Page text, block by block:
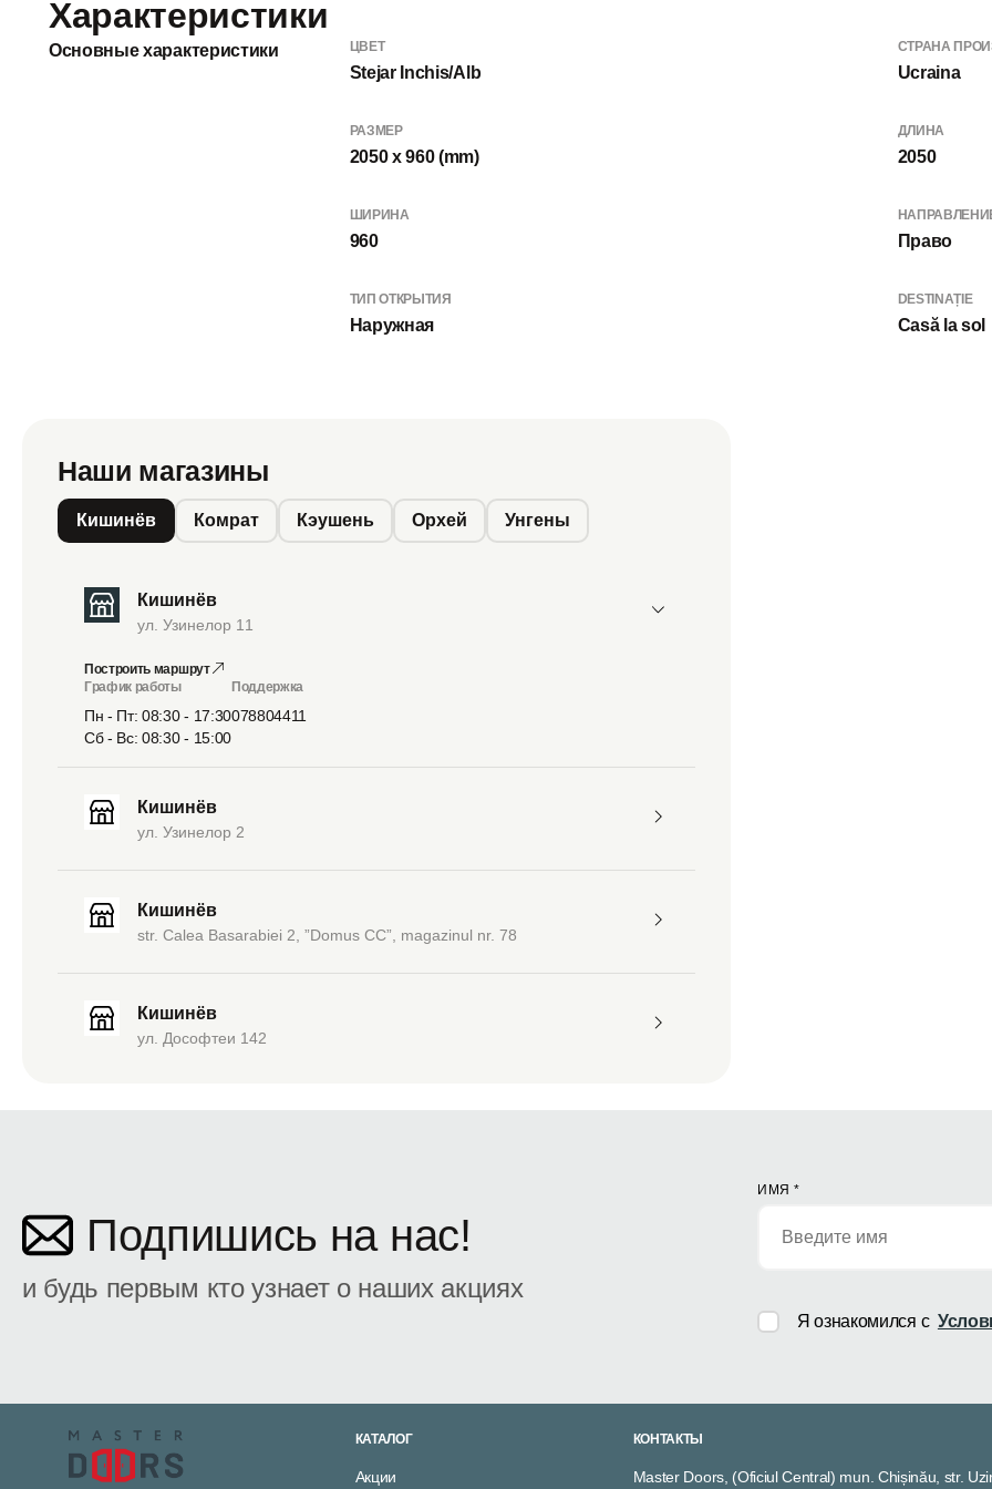
Характеристики
Основные характеристики ЦВЕТ
Stejar Inchis/Alb
СТРАНА
Ucraina
РАЗМЕР
2050 x 960 (mm)
ДЛИНА
2050
ШИРИНА
960 Право
ТИП ОТКРЫТИЯ
Наружная
DESTINAȚIE
Casă la sol
Наши магазины
Кишинёв Комрат Кэушень Орхей Унгены
Кишинёв
ул. Узинелор 11
Построить маршрут
График работы
Пн - Пт: 08:30 - 17:30
Сб - Вс: 08:30 - 15:00
Поддержка
078804411
Кишинёв
ул. Узинелор 2
Кишинёв
str. Calea Basarabiei 2, ”Domus CC”, magazinul nr. 78
Кишинёв
ул. Дософтеи 142
Подпишись на нас!
и будь первым кто узнает о наших акциях
ИМЯ *
Я ознакомился с
КАТАЛОГ
Акции
КОНТАКТЫ
Master Doors, (Oficiul Central) mun. Chișinău, str.